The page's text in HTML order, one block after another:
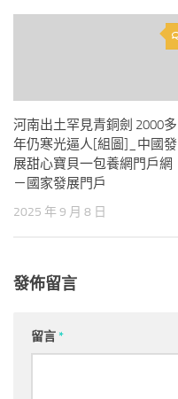
河南出土罕見青銅劍 2000多
年仍寒光逼人[組圖]_中國發
展甜心寶貝一包養網門戶網
－國家發展門戶
2025 年 9 月 8 日
發佈留言
留言*